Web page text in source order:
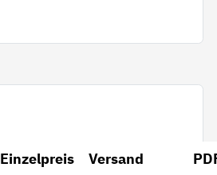
Einzelpreis Versand